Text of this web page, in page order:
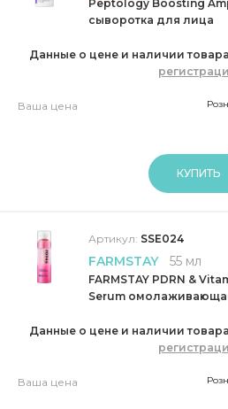
Peptology Boosting
сыворотка для лица
Данные о цене и наличии
Ваша цена
КУПИТЬ
Артикул: SSE024
FARMSTAY 55 мл
FARMSTAY PDRN &
Serum
Данные о цене и наличии
Ваша цена